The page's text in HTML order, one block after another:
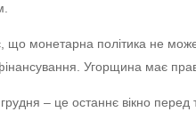
що монетарна політика не
Угорщина має
– це останнє вікно